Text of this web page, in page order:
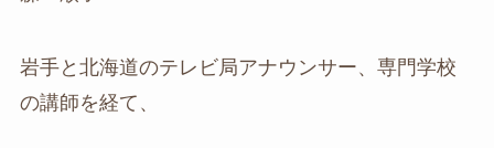
岩手と北海道のテレビ局アナウンサー、専門学校
の講師を経て、